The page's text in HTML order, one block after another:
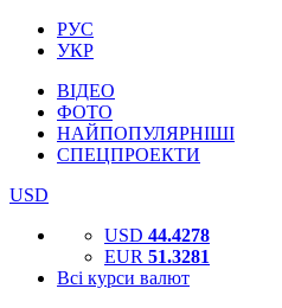
РУС
УКР
ВІДЕО
ФОТО
НАЙПОПУЛЯРНІШІ
СПЕЦПРОЕКТИ
USD
USD 44.4278
EUR 51.3281
Всі курси валют